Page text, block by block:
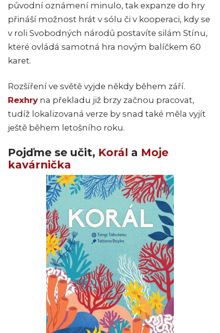
původní oznámení minulo, tak expanze do hry
přináší možnost hrát v sólu či v kooperaci, kdy se
v roli Svobodných národů postavíte silám Stínu,
které ovládá samotná hra novým balíčkem 60
karet.
Rozšíření ve světě vyjde někdy během září.
Rexhry na překladu již brzy začnou pracovat,
tudíž lokalizovaná verze by snad také měla vyjít
ještě během letošního roku.
Pojďme se učit, Korál a Moje
kavárnička